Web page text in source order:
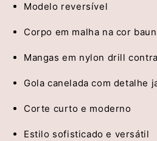
Modelo reversível
Corpo em malha na cor
Mangas em nylon drill
Gola canelada com detalhe
Corte curto e moderno
Estilo sofisticado e versátil